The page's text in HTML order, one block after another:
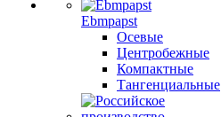
Ebmpapst
Осевые
Центробежные
Компактные
Тангенциальные